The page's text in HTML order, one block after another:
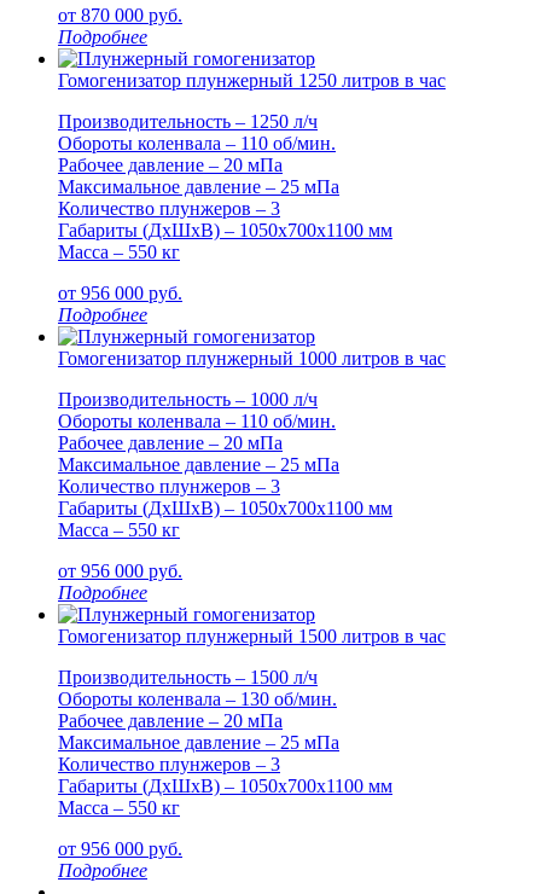
от 870 000 руб.
Подробнее
Гомогенизатор плунжерный 1250 литров в час
Производительность – 1250 л/ч
Обороты коленвала – 110 об/мин.
Рабочее давление – 20 мПа
Максимальное давление – 25 мПа
Количество плунжеров – 3
Габариты (ДxШxВ) – 1050x700x1100 мм
Масса – 550 кг
от 956 000 руб.
Подробнее
Гомогенизатор плунжерный 1000 литров в час
Производительность – 1000 л/ч
Обороты коленвала – 110 об/мин.
Рабочее давление – 20 мПа
Максимальное давление – 25 мПа
Количество плунжеров – 3
Габариты (ДxШxВ) – 1050x700x1100 мм
Масса – 550 кг
от 956 000 руб.
Подробнее
Гомогенизатор плунжерный 1500 литров в час
Производительность – 1500 л/ч
Обороты коленвала – 130 об/мин.
Рабочее давление – 20 мПа
Максимальное давление – 25 мПа
Количество плунжеров – 3
Габариты (ДxШxВ) – 1050x700x1100 мм
Масса – 550 кг
от 956 000 руб.
Подробнее